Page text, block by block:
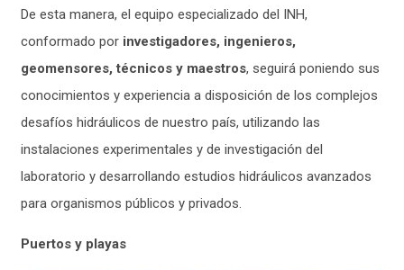
De esta manera, el equipo especializado del INH,
conformado por investigadores, ingenieros,
geomensores, técnicos y maestros, seguirá poniendo sus
conocimientos y experiencia a disposición de los complejos
desafíos hidráulicos de nuestro país, utilizando las
instalaciones experimentales y de investigación del
laboratorio y desarrollando estudios hidráulicos avanzados
para organismos públicos y privados.
Puertos y playas